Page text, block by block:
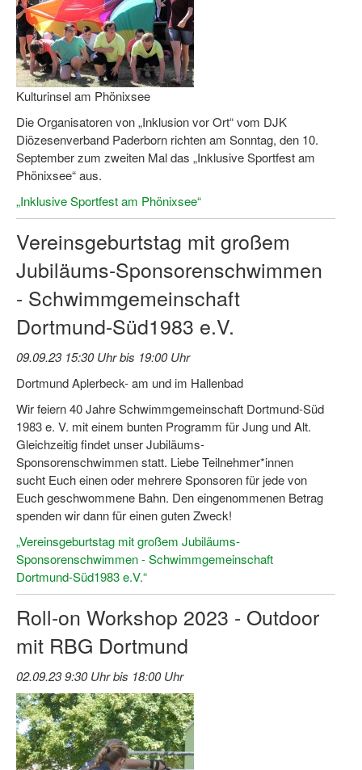
NRW bewegt seine KINDER!
Bewegt zu Hause
Bewegt ÄLTER werden in NRW!
Bewegt GESUND bleiben in NRW!
Aktionen zu "Bewegt Älter werden" / "Bewegt gesund
Bewegungsmodel
SSB-Sport
Gymnastik und Entspannung für Frauen
Koronarsport
Seniorensport
Reha-Sportangebote in NRW suchen
Sportjugend
Wir über uns "Leitbild"
Vorstand Sportjugend
Vereinsentwicklung – Zeig dein Profil
Ferienfreizeiten
Sporthelferforum
Kinder- und Jugendqualifizierung
Kinderschutz im Sport
Kulturinsel am Phönixsee
Die Organisatoren von „Inklusion vor Ort“ vom DJK
Diözesenverband Paderborn richten am Sonntag, den 10.
September zum zweiten Mal das „Inklusive Sportfest am
Phönixsee“ aus.
„Inklusive Sportfest am Phönixsee“
Vereinsgeburtstag mit großem
Jubiläums-Sponsorenschwimmen
- Schwimmgemeinschaft
Dortmund-Süd1983 e.V.
09.09.23 15:30 Uhr bis 19:00 Uhr
Dortmund Aplerbeck- am und im Hallenbad
Wir feiern 40 Jahre Schwimmgemeinschaft Dortmund-Süd
1983 e. V. mit einem bunten Programm für Jung und Alt.
Gleichzeitig findet unser Jubiläums-
Sponsorenschwimmen statt. Liebe Teilnehmer*innen
sucht Euch einen oder mehrere Sponsoren für jede von
Euch geschwommene Bahn. Den eingenommenen Betrag
spenden wir dann für einen guten Zweck!
„Vereinsgeburtstag mit großem Jubiläums-
Sponsorenschwimmen - Schwimmgemeinschaft
Dortmund-Süd1983 e.V.“
Roll-on Workshop 2023 - Outdoor
mit RBG Dortmund
02.09.23 9:30 Uhr bis 18:00 Uhr